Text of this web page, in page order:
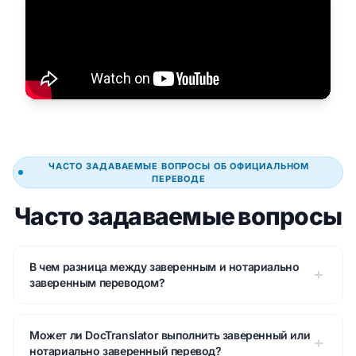
ЧАСТО ЗАДАВАЕМЫЕ ВОПРОСЫ ОБ ОФИЦИАЛЬНОМ
ПЕРЕВОДЕ
Часто задаваемые вопросы
В чем разница между заверенным и нотариально
заверенным переводом?
Может ли DocTranslator выполнить заверенный или
нотариально заверенный перевод?